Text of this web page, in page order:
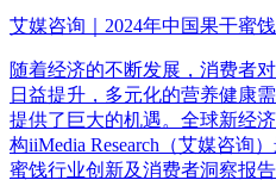
艾媒咨询｜2024年中国果干蜜
随着经济的不断发展，消费者
日益提升，多元化的营养健康
提供了巨大的机遇。全球新经
构iiMedia Research（艾媒咨询
蜜饯行业创新及消费者洞察报